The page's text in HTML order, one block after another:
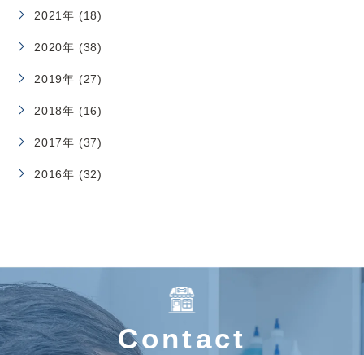
2021年 (18)
2020年 (38)
2019年 (27)
2018年 (16)
2017年 (37)
2016年 (32)
Contact